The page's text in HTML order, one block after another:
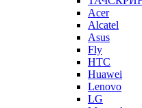
Acer
Alcatel
Asus
Fly
HTC
Huawei
Lenovo
LG